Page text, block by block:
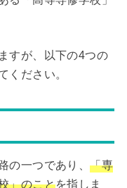
すが、以下の4つの
ください。
の一つであり、「専
」のことを指しま